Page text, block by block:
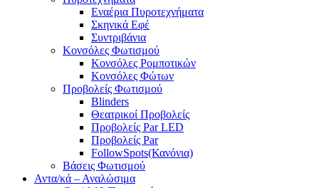
Εναέρια Πυροτεχνήματα
Σκηνικά Εφέ
Συντριβάνια
Κονσόλες Φωτισμού
Κονσόλες Ρομποτικών
Κονσόλες Φώτων
Προβολείς Φωτισμού
Blinders
Θεατρικοί Προβολείς
Προβολείς Par LED
Προβολείς Par
FollowSpots(Κανόνια)
Βάσεις Φωτισμού
Αντα/κά – Αναλώσιμα